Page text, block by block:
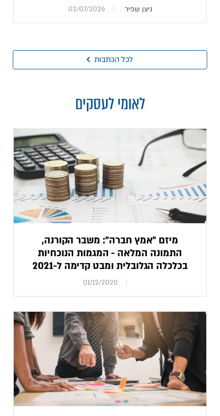
ניצן שפיר 02/07/2026
לכל הכתבות
לאומי לעסקים
מיזם "אמץ חברה": משבר הקורנה,
התמונה המלאה - המגמות הנוכחיות
בכלכלה הגלובלית ומבט קדימה ל-2021
01/12/2020